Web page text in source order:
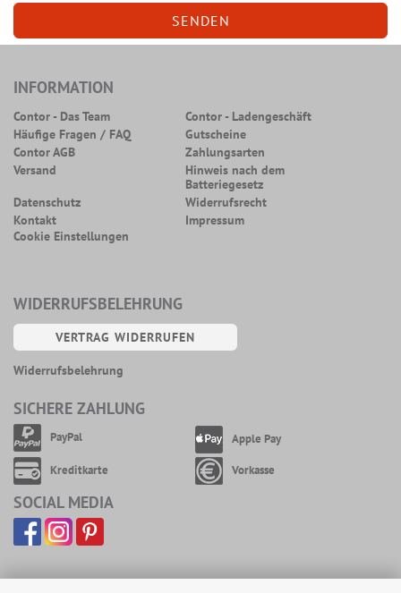
INFORMATION
Contor - Das Team
Contor - Ladengeschäft
Häufige Fragen / FAQ
Gutscheine
Contor AGB
Zahlungsarten
Versand
Hinweis nach dem
Batteriegesetz
Datenschutz
Widerrufsrecht
Kontakt
Impressum
Cookie Einstellungen
WIDERRUFSBELEHRUNG
VERTRAG WIDERRUFEN
Widerrufsbelehrung
SICHERE ZAHLUNG
PayPal Apple Pay
Kreditkarte Vorkasse
SOCIAL MEDIA